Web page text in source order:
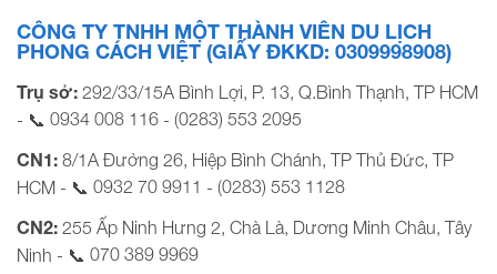
CÔNG TY TNHH MỘT THÀNH VIÊN DU LỊCH
PHONG CÁCH VIỆT (GIẤY ĐKKD: 0309998908)
Trụ sở: 292/33/15A Bình Lợi, P. 13, Q.Bình Thạnh, TP HCM
- 📞 0934 008 116 - (0283) 553 2095
CN1: 8/1A Đường 26, Hiệp Bình Chánh, TP Thủ Đức, TP
HCM - 📞 0932 70 9911 - (0283) 553 1128
CN2: 255 Ấp Ninh Hưng 2, Chà Là, Dương Minh Châu, Tây
Ninh - 📞 070 389 9969